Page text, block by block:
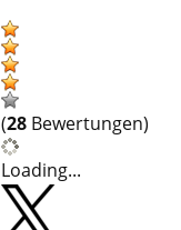
(28 Bewertungen)
Loading...